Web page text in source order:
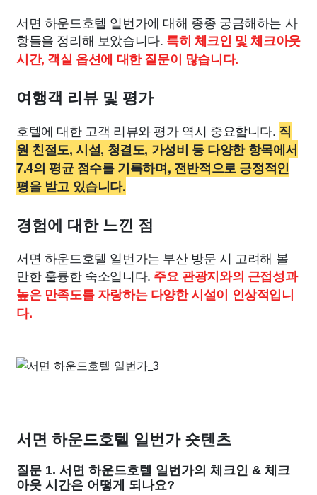
서면 하운드호텔 일번가에 대해 종종 궁금해하는 사
항들을 정리해 보았습니다. 특히 체크인 및 체크아웃
시간, 객실 옵션에 대한 질문이 많습니다.
여행객 리뷰 및 평가
호텔에 대한 고객 리뷰와 평가 역시 중요합니다. 직
원 친절도, 시설, 청결도, 가성비 등 다양한 항목에서
7.4의 평균 점수를 기록하며, 전반적으로 긍정적인
평을 받고 있습니다.
경험에 대한 느낀 점
서면 하운드호텔 일번가는 부산 방문 시 고려해 볼
만한 훌륭한 숙소입니다. 주요 관광지와의 근접성과
높은 만족도를 자랑하는 다양한 시설이 인상적입니
다.
서면 하운드호텔 일번가 숏텐츠
질문 1. 서면 하운드호텔 일번가의 체크인 & 체크
아웃 시간은 어떻게 되나요?